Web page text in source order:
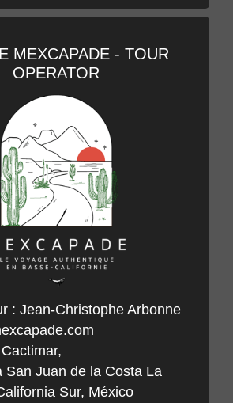
MEXCAPADE - TOUR
OPERATOR
: Jean-Christophe Arbonne
San Juan de la Costa La
Sur, México